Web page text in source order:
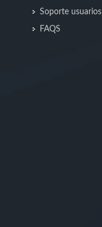
Soporte usuarios
FAQS